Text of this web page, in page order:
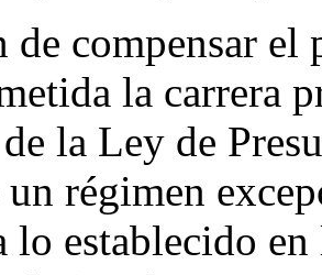
compensar el
la carrera
la Ley de
régimen
lo establecido